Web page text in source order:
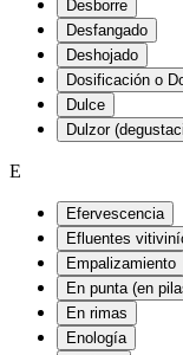
Desborre
Desfangado
Deshojado
Dosificación o
Dulce
Dulzor
E
Efervescencia
Efluentes
Empalizamiento
En punta (en
En rimas
Enología